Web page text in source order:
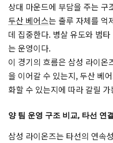
상대 마운드에 부담을 주는 구
두산 베어스는 출루 자체를 억
데 집중한다. 병살 유도와 범
는 운영이다.
이 경기의 흐름은 삼성 라이온
을 이어갈 수 있는지, 두산 베
화할 수 있는지에 따라 갈릴
양 팀 운영 구조 비교, 타선 연
삼성 라이온즈는 타선의 연속